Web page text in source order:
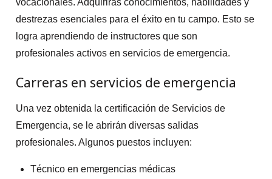
vocacionales. Adquirirás conocimientos, habilidades y
destrezas esenciales para el éxito en tu campo. Esto se
logra aprendiendo de instructores que son
profesionales activos en servicios de emergencia.
Carreras en servicios de emergencia
Una vez obtenida la certificación de Servicios de
Emergencia, se le abrirán diversas salidas
profesionales. Algunos puestos incluyen:
Técnico en emergencias médicas